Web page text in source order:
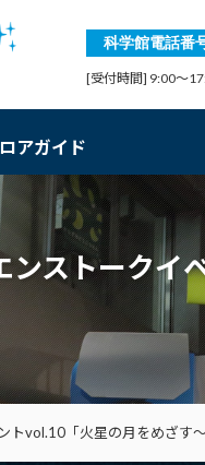
科学館電話番
[受付時間] 9:00～
アガイド
ストークイ
vol.10「火星の月をめざす